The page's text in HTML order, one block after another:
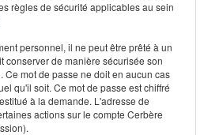
règles de sécurité applicables au sein
personnel, il ne peut être prêté à un
conserver de manière sécurisée son
Ce mot de passe ne doit en aucun cas
qu'il soit. Ce mot de passe est chiffré
à la demande. L'adresse de
actions sur le compte Cerbère